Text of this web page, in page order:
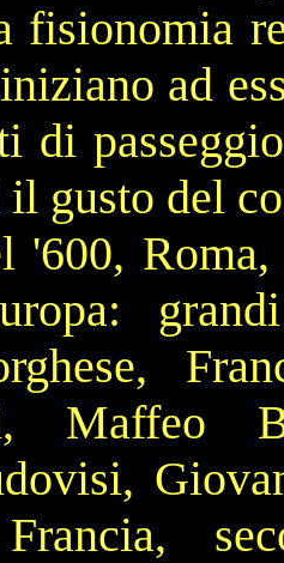
fisionomia
ad
di
il gusto del
'600, Roma
:
,
, Maffeo
,
Francia,